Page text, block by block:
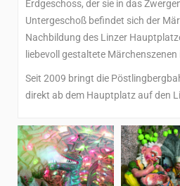
Erdgeschoss, der sie in das
Untergeschoß befindet sich der
Nachbildung des Linzer
liebevoll gestaltete
Seit 2009 bringt die
direkt ab dem Hauptplatz auf den